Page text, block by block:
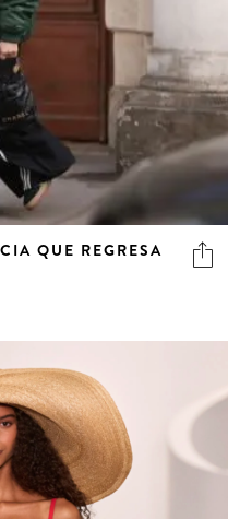
QUE REGRESA